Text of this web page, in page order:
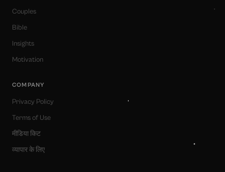
Couples
Bible
Insights
Motivation
COMPANY
Privacy Policy
Terms of Use
मीडिया किट
व्यापार के लिए